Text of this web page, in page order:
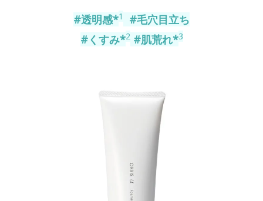
#透明感*1
#毛穴目立ち
#くすみ*2 #肌荒れ*3